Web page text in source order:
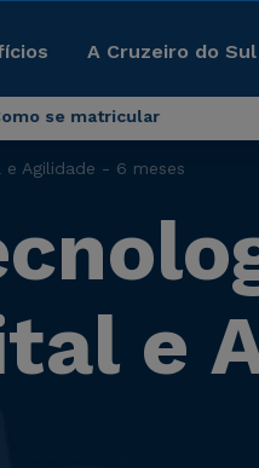
A Cruzeiro do
se matricular
e Agilidade - 6 meses
e